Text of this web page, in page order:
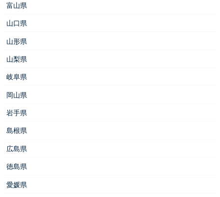
富山県
山口県
山形県
山梨県
岐阜県
岡山県
岩手県
島根県
広島県
徳島県
愛媛県